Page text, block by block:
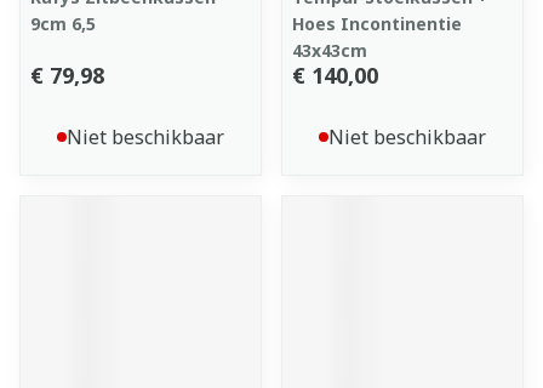
9cm 6,5
€ 79,98
Niet beschikbaar
Hoes Incontinentie
43x43cm
€ 140,00
Niet beschikbaar